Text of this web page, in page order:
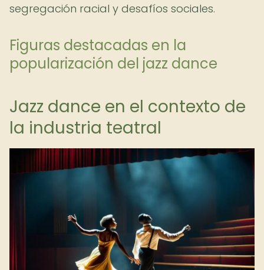
segregación racial y desafíos sociales.
Figuras destacadas en la
popularización del jazz dance
Jazz dance en el contexto de
la industria teatral